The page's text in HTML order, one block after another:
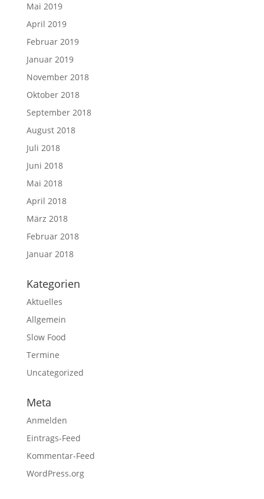
Mai 2019
April 2019
Februar 2019
Januar 2019
November 2018
Oktober 2018
September 2018
August 2018
Juli 2018
Juni 2018
Mai 2018
April 2018
März 2018
Februar 2018
Januar 2018
Kategorien
Aktuelles
Allgemein
Slow Food
Termine
Uncategorized
Meta
Anmelden
Eintrags-Feed
Kommentar-Feed
WordPress.org